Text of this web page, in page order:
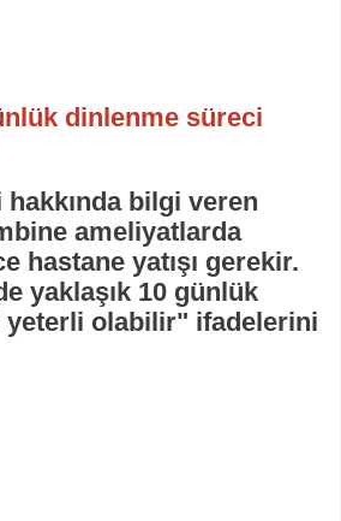
dinlenme süreci
bilgi veren
ameliyatlarda
hastane yatışı gerekir.
yaklaşık 10 günlük
olabilir" ifadelerini